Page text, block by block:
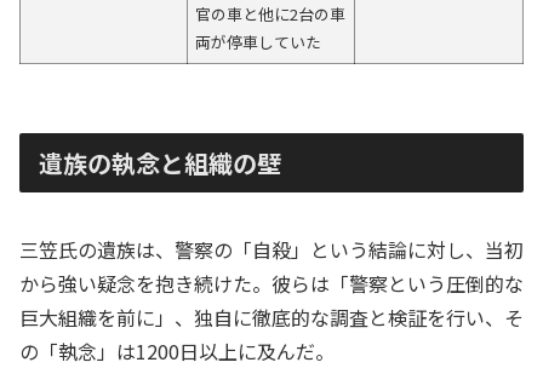
官の車と他に2台の車
両が停車していた
遺族の執念と組織の壁
三笠氏の遺族は、警察の「自殺」という結論に対し、当初
から強い疑念を抱き続けた。彼らは「警察という圧倒的な
巨大組織を前に」、独自に徹底的な調査と検証を行い、そ
の「執念」は1200日以上に及んだ。